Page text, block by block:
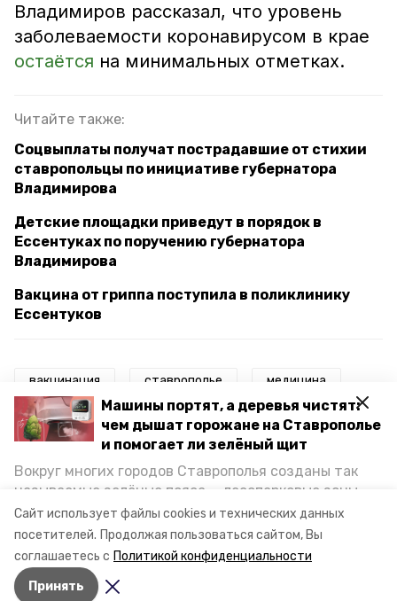
Сайт использует файлы cookies и технических данных
посетителей. Продолжая пользоваться сайтом, Вы
соглашаетесь с Политикой конфиденциальности
Принять
Машины портят, а деревья чистят:
чем дышат горожане на Ставрополье
и помогает ли зелёный щит
Вокруг многих городов Ставрополья созданы так
называемые зелёные пояса — лесопарковые зоны,
снижающие негативное воздействие выхлопных
газов на атмосферу. Справляются ли они с
постоянно растущим потоком автотранспорта и
каким воздухом дышат жители края, узнала
корреспондент «Победы26».
Владимиров рассказал, что уровень
заболеваемости коронавирусом в крае
остаётся на минимальных отметках.
Читайте также:
Соцвыплаты получат пострадавшие от стихии
ставропольцы по инициативе губернатора
Владимирова
Детские площадки приведут в порядок в
Ессентуках по поручению губернатора
Владимирова
Вакцина от гриппа поступила в поликлинику
Ессентуков
вакцинация ставрополье медицина
врачи ессентуки
иммунизация поликлиника
Авторы: Анастасия Михайловская